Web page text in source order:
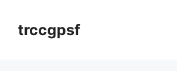
contenttrccgpsf